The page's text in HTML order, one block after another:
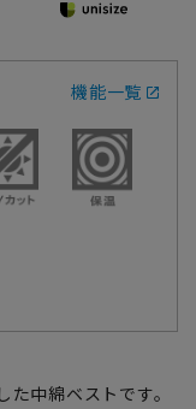
機能一覧
中綿ベストです。